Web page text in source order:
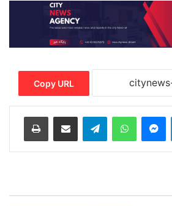
Copy URL
LinkedIn
Messenger
WhatsApp
Telegram
Share via Email
Print